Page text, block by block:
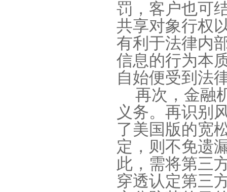
罚，客户也可
共享对象行权
有利于法律内
信息的行为本
自始便受到法
再次，金融
义务。再识别
了美国版的宽
定，则不免遗
此，需将第三
穿透认定第三